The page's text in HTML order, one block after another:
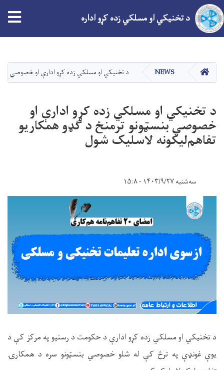
دانګل
د تخنیکي او مسلکي زده کړو اداره
کور NEWS د تخنیکي او مسلکي زده کړو ادارې او خصوصي
د تخنیکي او مسلکي زده کړو ادارې او
خصوصي بنسټونو ترمنځ د ګډو همکاریو
تفاهم‌لیکونه لاسلیک شول
سه‌شنبه ۱۴۰۳/۹/۲۷ - ۱۵:۸
د تخنيکي او مسلکي زده کړو ادارې د حکومت د رسنيو په مرکز کې د
يوې غونډې په ترڅ کې له شلو خصوصي بنسټونو سره د همکارۍ